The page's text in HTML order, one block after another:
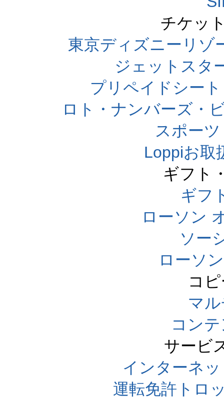
チケッ
東京ディズニーリゾ
ジェットスタ
プリペイドシー
ロト・ナンバーズ・
スポー
Loppiお取
ギフト
ギフ
ローソン
ソー
ローソ
コ
マ
コン
サービ
インターネ
運転免許トロ